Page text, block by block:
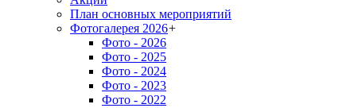
План основных мероприятий
Фотогалерея 2026+
Фото - 2026
Фото - 2025
Фото - 2024
Фото - 2023
Фото - 2022